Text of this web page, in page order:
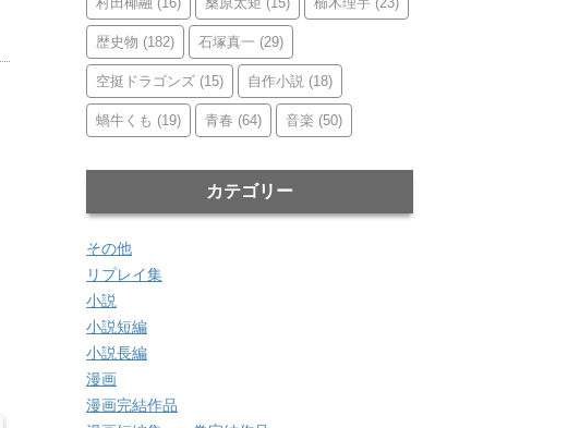
歴史物 (182) 石塚真一 (29)
空挺ドラゴンズ (15) 自作小説 (18)
蝸牛くも (19) 青春 (64) 音楽 (50)
カテゴリー
その他
リプレイ集
小説
小説短編
小説長編
漫画
漫画完結作品